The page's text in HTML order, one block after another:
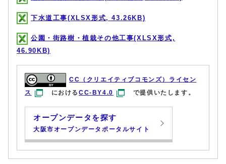
下水道工事(XLSX形式, 43.26KB)
公園・街路樹・植栽その他工事(XLSX形式,
46.90KB)
CC（クリエイティブコモンズ）ライセン
ス
におけるCC-BY4.0 で提供いたします。
オープンデータを探す
大阪市オープンデータポータルサイト